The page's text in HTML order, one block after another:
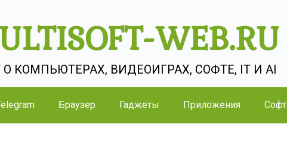
WEB.RU
О КОМПЬЮТЕРАХ, ВИДЕОИГРАХ, СОФТЕ, IT И AI
Браузер Гаджеты Приложения Софт